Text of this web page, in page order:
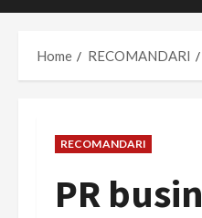
Home RECOMANDARI
RECOMANDARI
PR